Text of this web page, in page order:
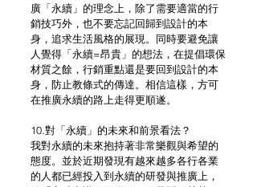
廣「永續」的理念上，除了需要適當的行
銷技巧外，也不要忘記回歸到設計的本
身，追求生活風格的展現。同時要避免讓
人覺得「永續=昂貴」的想法，在提倡環保
材質之餘，行銷重點還是要回到設計的本
身，防止教條式的傳達。相信這樣，方可
在推廣永續的路上走得更順遂。
10.對「永續」的未來和前景看法？
我對永續的未來抱持著非常樂觀與希望的
態度。並於近期發現有越來越多各行各業
的人都已經投入到永續的研發與推廣上，